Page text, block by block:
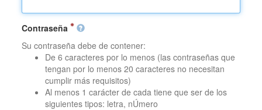
Contraseña
Su contraseña debe de contener:
De 6 caracteres por lo menos (las contraseñas que
tengan por lo menos 20 caracteres no necesitan
cumplir más requisitos)
Al menos 1 carácter de cada tiene que ser de los
siguientes tipos: letra, nÚmero